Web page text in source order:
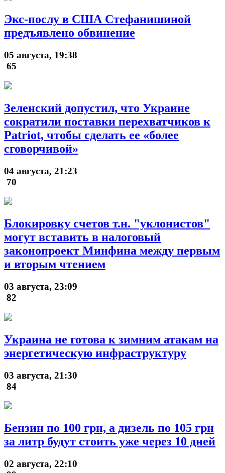
Экс-послу в США Стефанишиной
предъявлено обвинение
05 августа, 19:38
65
Зеленский допустил, что Украине
сократили поставки перехватчиков к
Patriot, чтобы сделать ее «более
сговорчивой»
04 августа, 21:23
70
Блокировку счетов т.н. "уклонистов"
могут вставить в налоговый
законопроект Минфина между первым
и вторым чтением
03 августа, 23:09
82
Украина не готова к зимним атакам на
энергетическую инфраструктуру
03 августа, 21:30
84
Бензин по 100 грн, а дизель по 105 грн
за литр будут стоить уже через 10 дней
02 августа, 22:10